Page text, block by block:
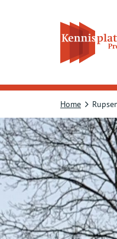
Home